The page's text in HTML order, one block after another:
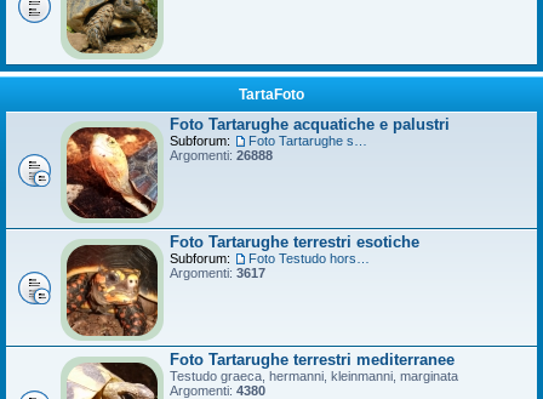
TartaFoto
Foto Tartarughe acquatiche e palustri
Subforum:
Argomenti: 26888
Foto Tartarughe terrestri esotiche
Subforum:
Argomenti: 3617
Foto Tartarughe terrestri mediterranee
Testudo graeca, hermanni, kleinmanni, marginata
Argomenti: 4380